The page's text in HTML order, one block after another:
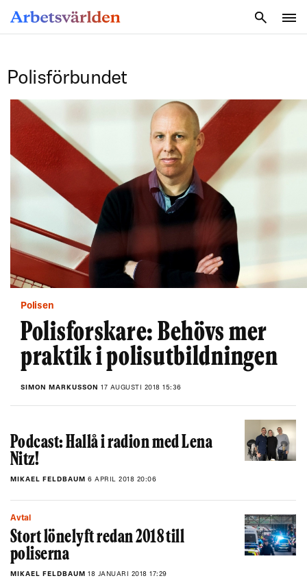
Polisförbundet
Polisen
Polisforskare: Behövs mer
praktik i polisutbildningen
SIMON MARKUSSON 17 AUGUSTI 2018 15:36
Podcast: Hallå i radion med Lena
Nitz!
MIKAEL FELDBAUM 6 APRIL 2018 20:06
Avtal
Stort lönelyft redan 2018 till
poliserna
MIKAEL FELDBAUM 18 JANUARI 2018 17:29